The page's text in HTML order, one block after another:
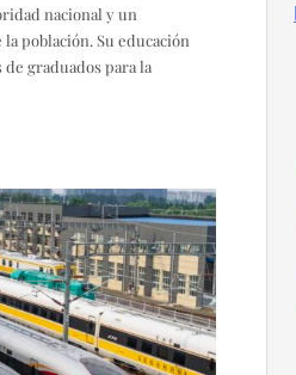
nacional y un
población. Su educación
graduados para la